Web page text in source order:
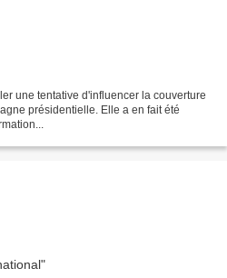
une tentative d'influencer la couverture
présidentielle. Elle a en fait été